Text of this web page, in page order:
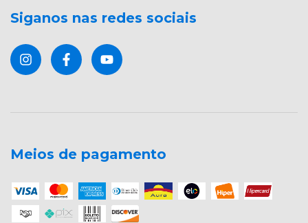
Siganos nas redes sociais
Meios de pagamento